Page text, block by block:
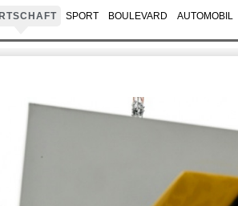
SPORT BOULEVARD AUTOMOBIL